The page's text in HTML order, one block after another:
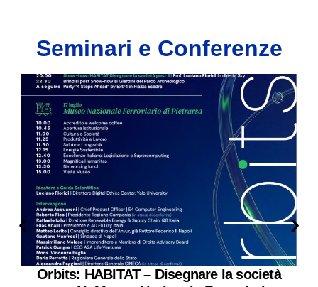
Seminari e Conferenze
Orbits: HABITAT – Disegnare la società